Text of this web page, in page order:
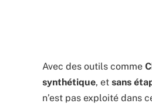
Avec des outils comme
synthétique, et sans
n’est pas exploité dans